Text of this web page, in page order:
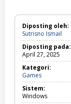
Diposting oleh:
Sutrisno Ismail
Diposting pada:
April 27, 2025
Kategori:
GamesGames
Sistem:
Windows